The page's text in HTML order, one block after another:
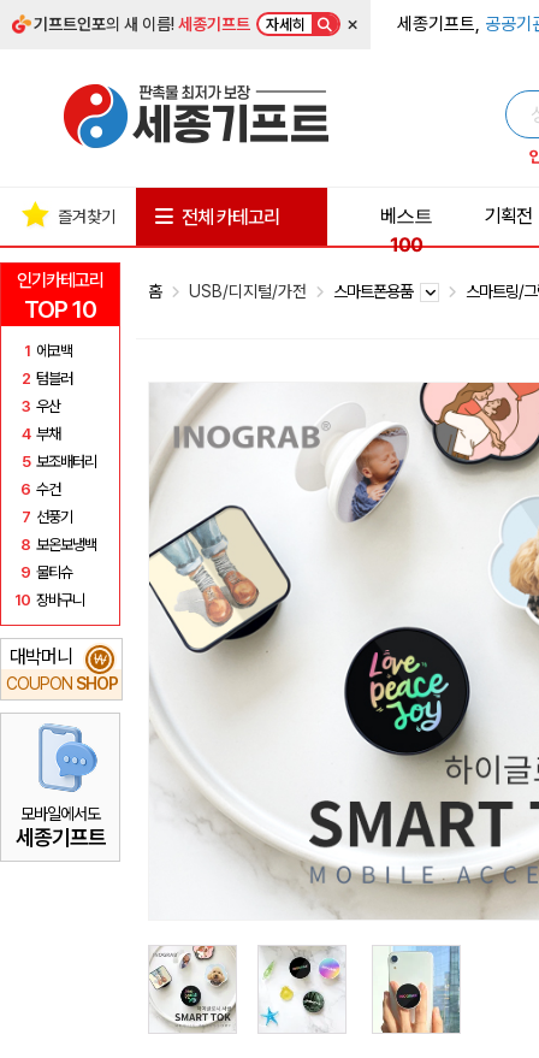
기프트인포의 새 이름!세종기프트 자세히 × 세종기프트, 공공기
인기카테고리
TOP 10
1 에코백
2 텀블러
3 우산
4 부채
5 보조배터리
6 수건
7 선풍기
8 보온보냉백
9 물티슈
10 장바구니
대박머니
COUPON SHOP
₩
모바일에서도
세종기프트
즐겨찾기 전체 카테고리
베스트
100
기획전
홈 USB/디지털/가전 스마트폰용품 스마트링/